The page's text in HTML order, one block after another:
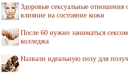
Здоровые сексуальные отношения
влияние на состояние кожи
После 60 нужно заниматься
колледжа
Назвали идеальную позу для